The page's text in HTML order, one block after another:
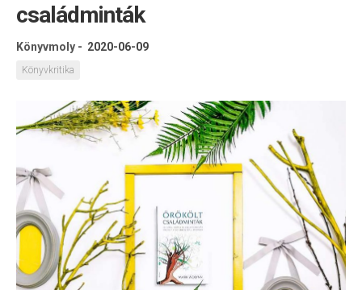
családminták
Könyvmoly - 2020-06-09
Könyvkritika